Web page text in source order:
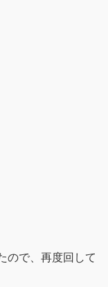
ので、再度回して